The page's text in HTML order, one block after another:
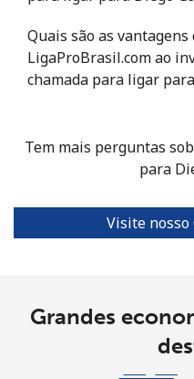
Quais são as vantagens
LigaProBrasil.com ao
chamada para ligar
Tem mais perguntas
para
Visite nosso
Grandes